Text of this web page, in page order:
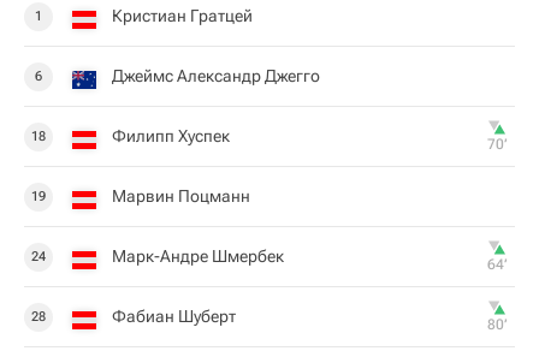
1 Кристиан Гратцей
6 Джеймс Александр Джегго
18 Филипп Хуспек 70‎’‎
19 Марвин Поцманн
24 Марк-Андре Шмербек 64‎’‎
28 Фабиан Шуберт 80‎’‎